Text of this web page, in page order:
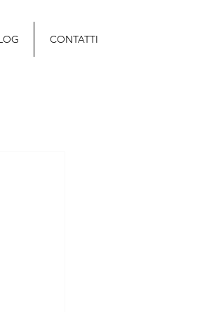
CONTATTI